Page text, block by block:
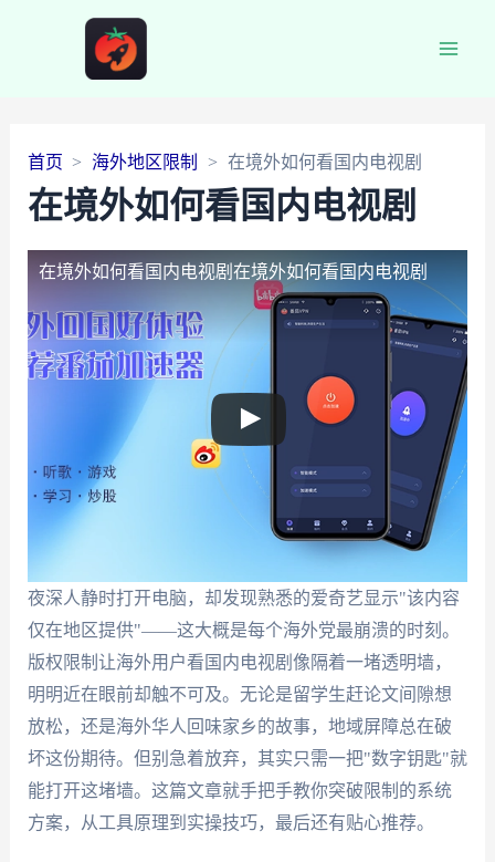
首页 海外地区限制 在境外如何看国内电视剧
在境外如何看国内电视剧
在境外如何看国内电视剧 在境外如何看国内电视剧
夜深人静时打开电脑，却发现熟悉的爱奇艺显示"该内容
仅在地区提供"——这大概是每个海外党最崩溃的时刻。
版权限制让海外用户看国内电视剧像隔着一堵透明墙，
明明近在眼前却触不可及。无论是留学生赶论文间隙想
放松，还是海外华人回味家乡的故事，地域屏障总在破
坏这份期待。但别急着放弃，其实只需一把"数字钥匙"就
能打开这堵墙。这篇文章就手把手教你突破限制的系统
方案，从工具原理到实操技巧，最后还有贴心推荐。